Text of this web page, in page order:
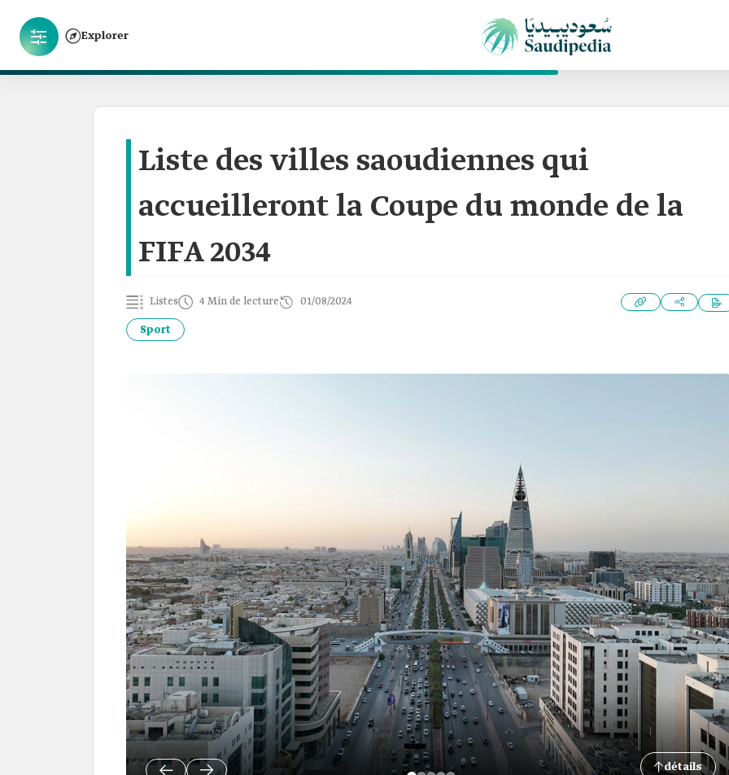
Explorer
Liste des villes saoudiennes qui
accueilleront la Coupe du monde de la
FIFA 2034
Listes 4 Min de lecture 01/08/2024
Sport
détails